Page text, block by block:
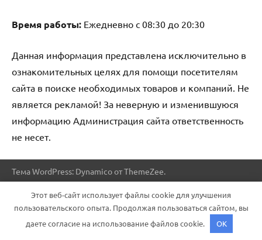
Время работы: Ежедневно с 08:30 до 20:30
Данная информация представлена исключительно в
ознакомительных целях для помощи посетителям
сайта в поиске необходимых товаров и компаний. Не
является рекламой! За неверную и изменившуюся
информацию Администрация сайта ответственность
не несет.
Тема WordPress: Dynamico от ThemeZee.
Этот веб-сайт использует файлы cookie для улучшения
пользовательского опыта. Продолжая пользоваться сайтом, вы
даете согласие на использование файлов cookie.
OK